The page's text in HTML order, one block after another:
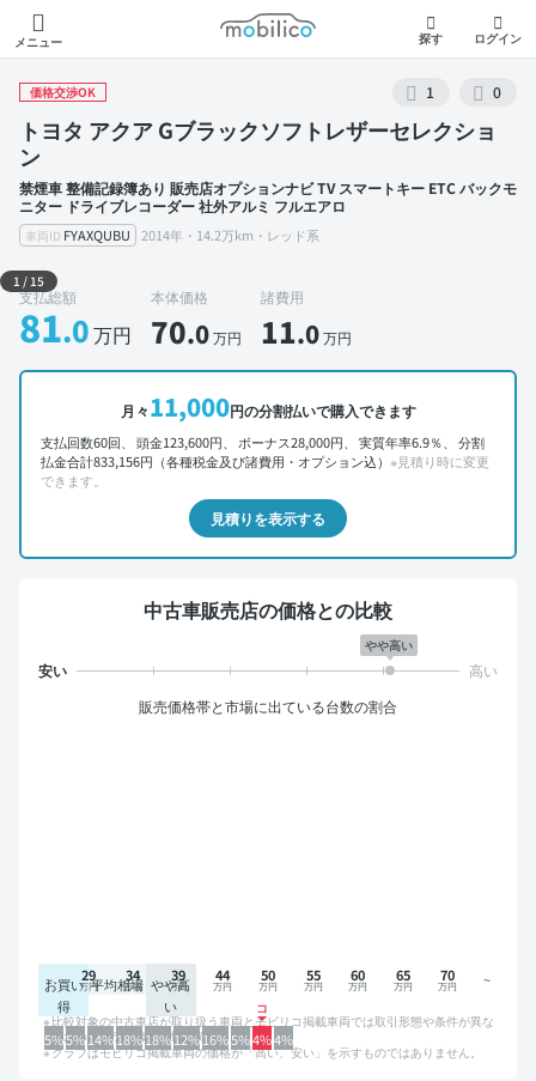
メニュー
モビリコ
探す ログイン
価格交渉OK 1 0
トヨタ アクア Gブラックソフトレザーセレクショ
ン
禁煙車 整備記録簿あり 販売店オプションナビ TV スマートキー ETC バックモ
ニター ドライブレコーダー 社外アルミ フルエアロ
車両ID FYAXQUBU 2014年・14.2万km・レッド系
外装 左前
1 /15
支払総額
81.0万円
本体価格
70.0万円
諸費用
11.0万円
月々11,000円の分割払いで購入できます
支払回数60回、 頭金123,600円、 ボーナス28,000円、 実質年率6.9％、 分割
払金合計833,156円（各種税金及び諸費用・オプション込） ※見積り時に変更
できます。
見積りを表示する
中古車販売店の価格との比較
やや高い
販売価格帯と市場に出ている台数の割合
お買い
得
平均相場 やや高
い
5%5%14%18%18%12%16%5%4%4%
29 34 39 44 50 55 60 65 70
比較対象の中古車店が取り扱う車両とモビリコ掲載車両では取引形態や条件が異な
るため、グラフは参考情報です。
グラフはモビリコ掲載車両の価格が「高い、安い」を示すものではありません。